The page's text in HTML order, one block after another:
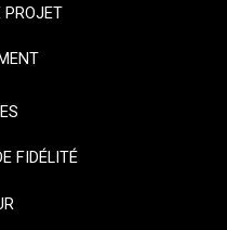
PROJET
FIDÉLITÉ